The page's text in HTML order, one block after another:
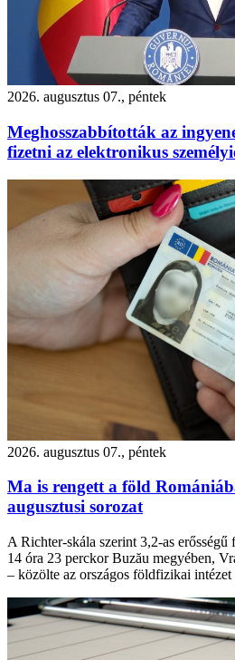
2026. augusztus 07., péntek
Meghosszabbították az
fizetni az elektronikus
2026. augusztus 07., péntek
Ma is rengett a föld
augusztusi sorozat
A Richter-skála szerint 3,2-as erősségű
14 óra 23 perckor Buzău megyében,
– közölte az országos földfizikai